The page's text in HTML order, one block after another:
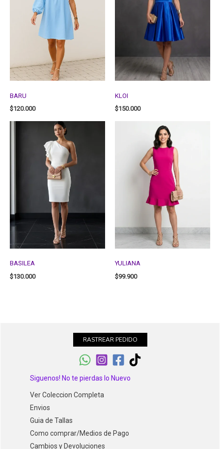
BARU
$120.000
KLOI
$150.000
BASILEA
$130.000
YULIANA
$99.900
RASTREAR PEDIDO
Siguenos! No te pierdas lo Nuevo
Ver Coleccion Completa
Envios
Guia de Tallas
Como comprar/Medios de Pago
Cambios y Devoluciones